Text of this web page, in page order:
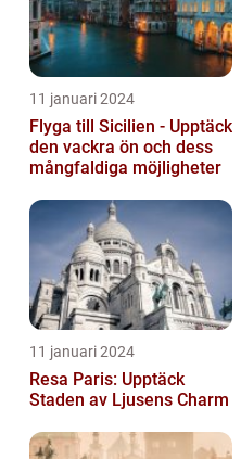
11 januari 2024
Flyga till Sicilien - Upptäck
den vackra ön och dess
mångfaldiga möjligheter
11 januari 2024
Resa Paris: Upptäck
Staden av Ljusens Charm